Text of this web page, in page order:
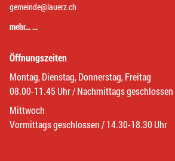
gemeinde@lauerz.ch
mehr… …
Öffnungszeiten
Montag, Dienstag, Donnerstag, Freitag
08.00-11.45 Uhr / Nachmittags geschlossen
Mittwoch
Vormittags geschlossen / 14.30-18.30 Uhr